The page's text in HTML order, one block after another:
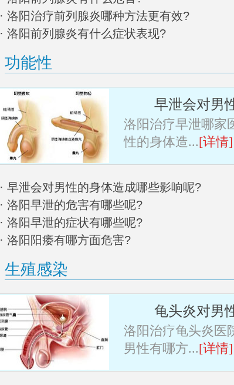
· 洛阳治疗前列腺炎哪种方法更有效?
· 洛阳前列腺炎有什么症状表现?
功能性
早泄会对男
洛阳治疗早泄哪家
性的身体造...[详情]
· 早泄会对男性的身体造成哪些影响呢?
· 洛阳早泄的危害有哪些呢?
· 洛阳早泄的症状有哪些呢?
· 洛阳阳痿有哪方面危害?
生殖感染
龟头炎对男
洛阳治疗龟头炎医
男性有哪方...[详情]